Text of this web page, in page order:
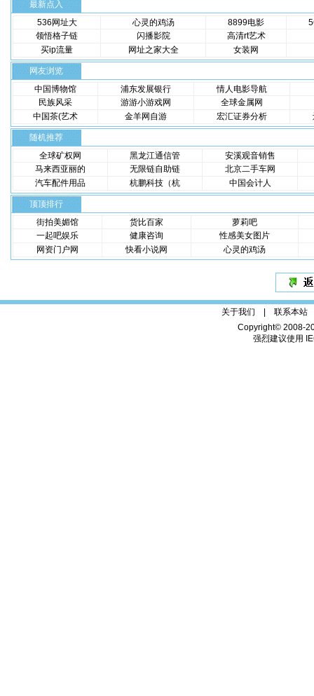
最新点入
536网址大
心灵的鸡汤 8899电影
领悟格子链
闪播影院
高清rt艺术
买ip流量
网址之家大全 女装网
网友浏览
中国博物馆
浦东发展银行
情人电影导航
民族风采
游游小游戏网
全球金属网
中国茶(艺术
金羊网自游 宏汇证券分析
随机推荐
全球矿权网
黑龙江通信管
安溪观音销售
马来西亚丽的
无限链自助链
北京二手车网
汽车配件用品
杭鹏科技（杭 中国会计人
顶顶排行
街拍美媚馆
货比百家
萝莉吧
一起吧娱乐
健康咨询
性感美女图片
网资门户网
快看小说网 心灵的鸡汤
关于我们 | 联系本站
Copyright© 2008-
强烈建议使用